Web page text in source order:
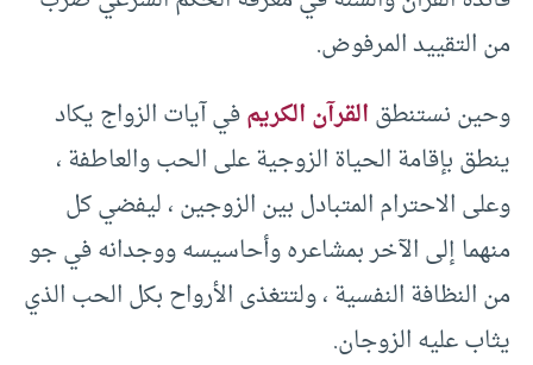
من التقييد المرفوض.
وحين نستنطقالقرآن الكريمفي آيات الزواج يكاد
ينطق بإقامة الحياة الزوجية على الحب والعاطفة ،
وعلى الاحترام المتبادل بين الزوجين ، ليفضي كل
منهما إلى الآخر بمشاعره وأحاسيسه ووجدانه في جو
من النظافة النفسية ، ولتتغذى الأرواح بكل الحب الذي
يثاب عليه الزوجان.